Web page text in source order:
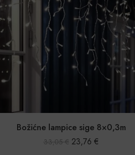
Božićne lampice sige 8×0,3m
33,05€ 23,76 €